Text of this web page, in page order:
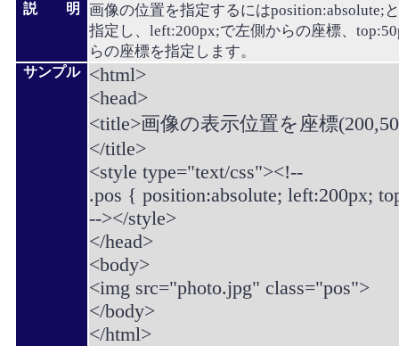
説 明
画像の位置を指定するにはposition:absolute;
指定し、left:200px;で左側からの座標、
らの座標を指定します。
サンプル
<html>
<head>
<title>画像の表示位置を座標
</title>
<style type="text/css"><!--
.pos { position:absolute; left:200px;
--></style>
</head>
<body>
<img src="photo.jpg" class="pos">
</body>
</html>